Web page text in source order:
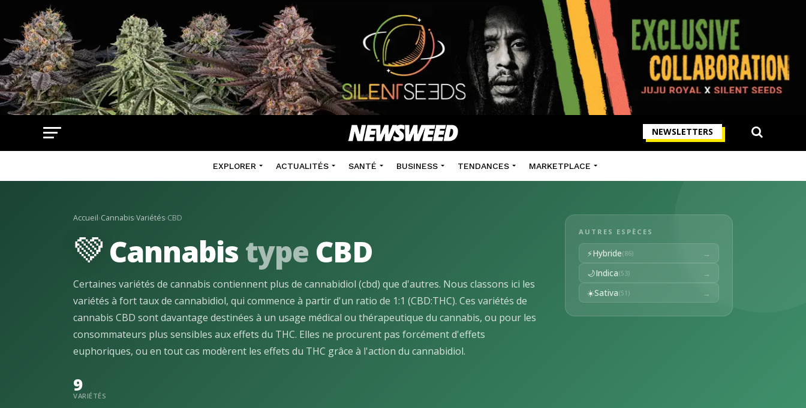
NEWSLETTERS
EXPLORER ACTUALITÉS SANTÉ BUSINESS TENDANCES MARKETPLACE
Accueil›Cannabis›Variétés›CBD
💚 Cannabis type CBD
Certaines variétés de cannabis contiennent plus de cannabidiol (cbd) que d'autres. Nous classons ici les
variétés à fort taux de cannabidiol, qui commence à partir d'un ratio de 1:1 (CBD:THC). Ces variétés de
cannabis CBD sont davantage destinées à un usage médical ou thérapeutique du cannabis, ou pour les
consommateurs plus sensibles aux effets du THC. Elles ne procurent pas forcément d'effets
euphoriques, ou en tout cas modèrent les effets du THC grâce à l'action du cannabidiol.
9
VARIÉTÉS
AUTRES ESPÈCES
⚡Hybride(86) →
🌙Indica(53) →
☀️Sativa(51) →